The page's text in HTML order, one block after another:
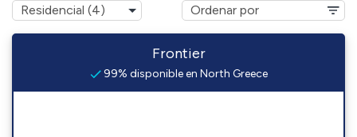
Frontier
99% disponible en North Greece